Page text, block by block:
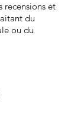
recensions et
du
ou du